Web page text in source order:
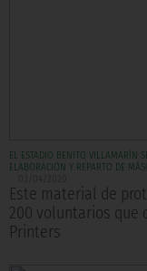
EL ESTADIO BENITO VILLAMARÍN
ELABORACIÓN Y REPARTO DE
Este material de
200 voluntarios que
Printers